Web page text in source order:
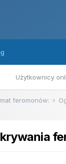
Użytkownicy
feromonów: